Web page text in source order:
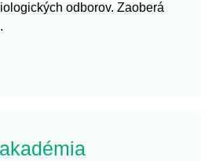
odborov. Zaoberá